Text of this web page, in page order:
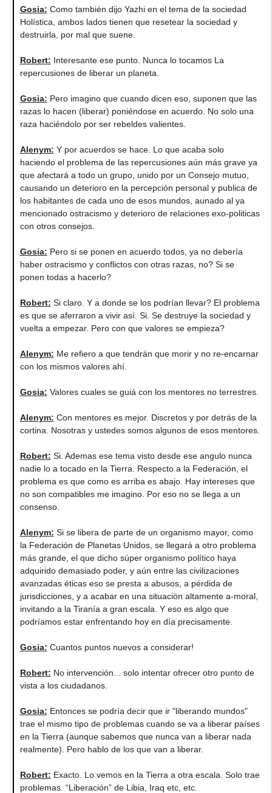
Gosia: Como también dijo Yazhi en el tema de la sociedad
Holística, ambos lados tienen que resetear la sociedad y
destruirla, por mal que suene.
Robert: Interesante ese punto. Nunca lo tocamos La
repercusiones de liberar un planeta.
Gosia: Pero imagino que cuando dicen eso, suponen que las
razas lo hacen (liberar) poniéndose en acuerdo. No solo una
raza haciéndolo por ser rebeldes valientes.
Alenym: Y por acuerdos se hace. Lo que acaba solo
haciendo el problema de las repercusiones aún más grave ya
que afectará a todo un grupo, unido por un Consejo mutuo,
causando un deterioro en la percepción personal y publica de
los habitantes de cada uno de esos mundos, aunado al ya
mencionado ostracismo y deterioro de relaciones exo-politicas
con otros consejos.
Gosia: Pero si se ponen en acuerdo todos, ya no debería
haber ostracismo y conflictos con otras razas, no? Si se
ponen todas a hacerlo?
Robert: Si claro. Y a donde se los podrían llevar? El problema
es que se aferraron a vivir así. Si. Se destruye la sociedad y
vuelta a empezar. Pero con que valores se empieza?
Alenym: Me refiero a que tendrán que morir y no re-encarnar
con los mismos valores ahí.
Gosia: Valores cuales se guiá con los mentores no terrestres.
Alenym: Con mentores es mejor. Discretos y por detrás de la
cortina. Nosotras y ustedes somos algunos de esos mentores.
Robert: Si. Ademas ese tema visto desde ese angulo nunca
nadie lo a tocado en la Tierra. Respecto a la Federación, el
problema es que como es arriba es abajo. Hay intereses que
no son compatibles me imagino. Por eso no se llega a un
consenso.
Alenym: Si se libera de parte de un organismo mayor, como
la Federación de Planetas Unidos, se llegará a otro problema
más grande, el que dicho súper organismo político haya
adquirido demasiado poder, y aún entre las civilizaciones
avanzadas éticas eso se presta a abusos, a pérdida de
jurisdicciones, y a acabar en una situación altamente a-moral,
invitando a la Tiranía a gran escala. Y eso es algo que
podríamos estar enfrentando hoy en día precisamente.
Gosia: Cuantos puntos nuevos a considerar!
Robert: No intervención... solo intentar ofrecer otro punto de
vista a los ciudadanos.
Gosia: Entonces se podría decir que ir "liberando mundos"
trae el mismo tipo de problemas cuando se va a liberar países
en la Tierra (aunque sabemos que nunca van a liberar nada
realmente). Pero hablo de los que van a liberar.
Robert: Exacto. Lo vemos en la Tierra a otra escala. Solo trae
problemas. “Liberación” de Libia, Iraq etc, etc.